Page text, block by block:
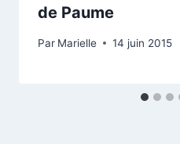
de Paume
Par Marielle 14 juin 2015